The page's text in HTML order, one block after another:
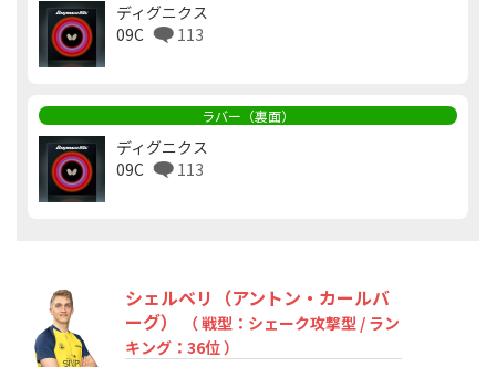
ディグニクス
09C
113
ラバー（裏面）
ディグニクス
09C
113
シェルベリ（アントン・カールバ
ーグ）
（ 戦型：シェーク攻撃型 / ラン
キング：36位 ）